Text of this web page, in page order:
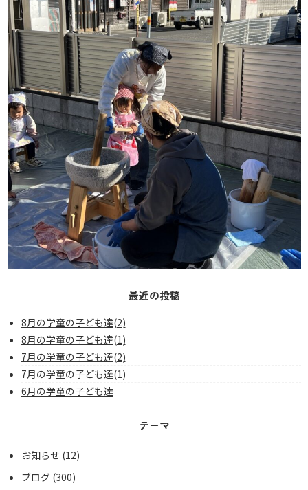
最近の投稿
8月の学童の子ども達(2)
8月の学童の子ども達(1)
7月の学童の子ども達(2)
7月の学童の子ども達(1)
6月の学童の子ども達
テーマ
お知らせ (12)
ブログ(300)